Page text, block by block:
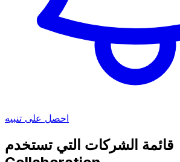
احصل على تنبيه
قائمة الشركات التي تستخدم